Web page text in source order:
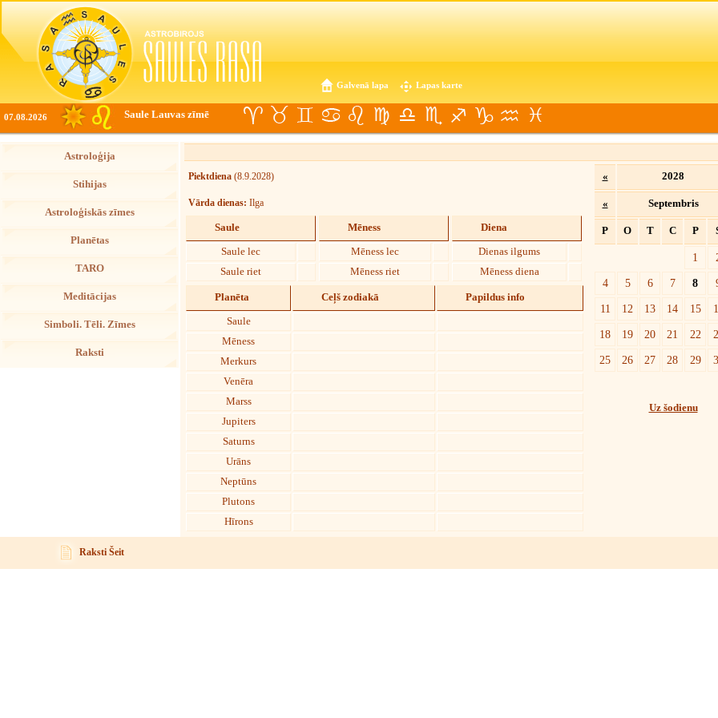
Galvenā lapa Lapas karte
07.08.2026 Saule Lauvas zīmē
Astroloģija
Stihijas
Astroloģiskās zīmes
Planētas
TARO
Meditācijas
Simboli. Tēli. Zīmes
Raksti
Piektdiena (8.9.2028)
Vārda dienas: Ilga
Saule
Saule lec
Saule riet
Mēness
Mēness lec
Mēness riet
Diena
Dienas ilgums
Mēness diena
Planēta Ceļš zodiakā Papildus info
Saule
Mēness
Merkurs
Venēra
Marss
Jupiters
Saturns
Urāns
Neptūns
Plutons
Hīrons
« 2028
« Septembris
P O T C P
1
4
5 6 7 8
11
12 13 14 15
18
19 20 21 22
25
26 27 28 29
Uz šodienu
Raksti Šeit